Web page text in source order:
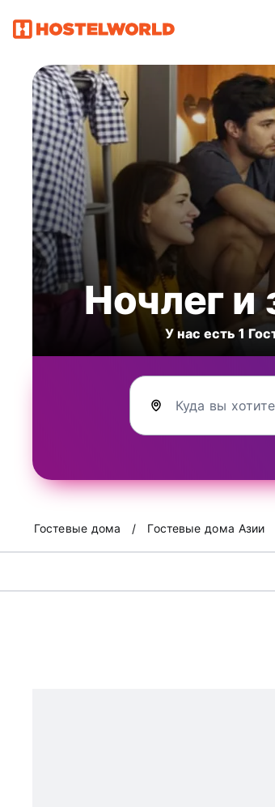
Ночлег
У нас есть 1
Куда вы
Гостевые дома Гостевые дома Азии